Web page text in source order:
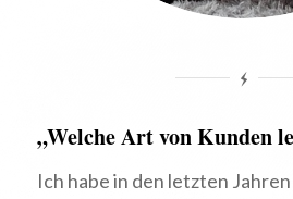
„Welche Art von Kunden
Ich habe in den letzten